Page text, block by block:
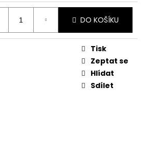
DO KOŠÍKU
Tisk
Zeptat se
Hlídat
Sdílet